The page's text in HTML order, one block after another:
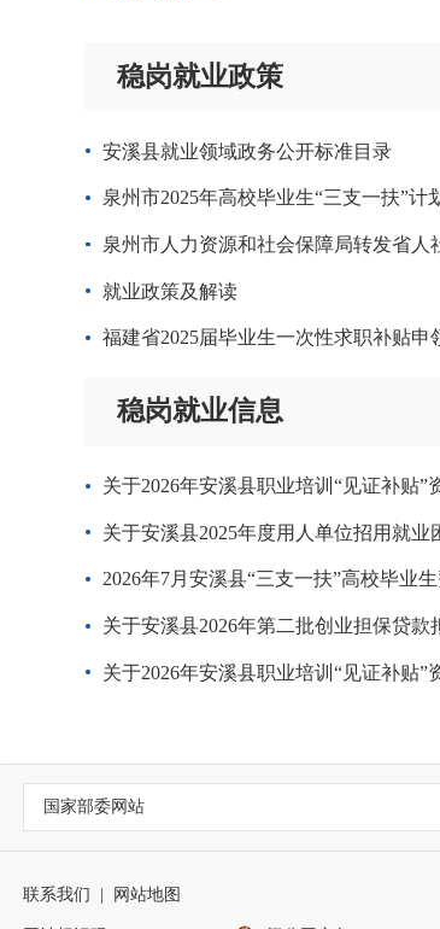
稳岗就业政策
安溪县就业领域政务公开标准目录
泉州市2025年高校毕业生“三支一扶”计
泉州市人力资源和社会保障局转发省人
就业政策及解读
福建省2025届毕业生一次性求职补贴申
稳岗就业信息
关于2026年安溪县职业培训“见证补贴
关于安溪县2025年度用人单位招用就
2026年7月安溪县“三支一扶”高校毕业
关于安溪县2026年第二批创业担保贷
关于2026年安溪县职业培训“见证补贴
国家部委网站
联系我们 网站地图